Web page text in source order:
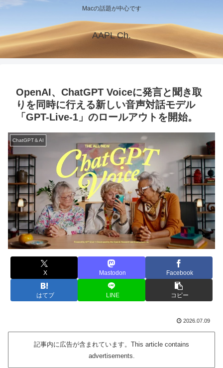
Macの話題が中心です
AAPL Ch.
OpenAI、ChatGPT Voiceに発言と聞き取
りを同時に行える新しい音声対話モデル
「GPT-Live-1」のロールアウトを開始。
ChatGPT＆AI
X Mastodon Facebook
はてブ LINE コピー
2026.07.09
記事内に広告が含まれています。This article contains
advertisements.